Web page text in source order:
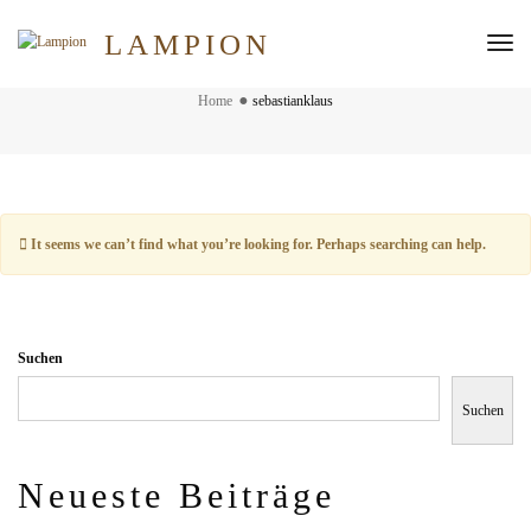
LAMPION
sebastianklaus
Home sebastianklaus
It seems we can’t find what you’re looking for. Perhaps searching can help.
Suchen
Suchen
Neueste Beiträge